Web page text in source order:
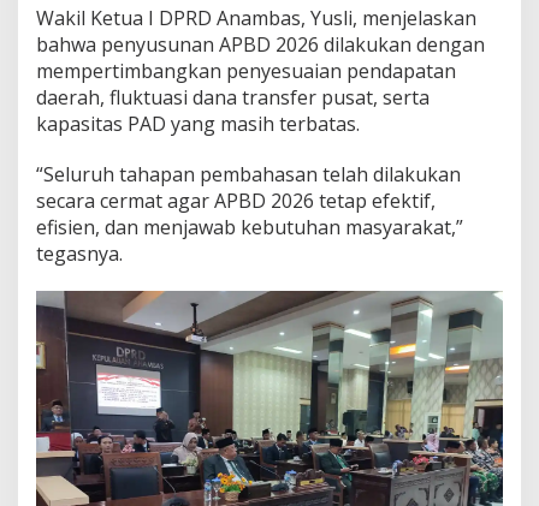
a
a
P
r
o
g
a
m
P
o
r
i
t
Wakil Ketua I DPRD Anambas, Yusli, menjelaskan
bahwa penyusunan APBD 2026 dilakukan dengan
mempertimbangkan penyesuaian pendapatan
daerah, fluktuasi dana transfer pusat, serta
kapasitas PAD yang masih terbatas.
“Seluruh tahapan pembahasan telah dilakukan
secara cermat agar APBD 2026 tetap efektif,
efisien, dan menjawab kebutuhan masyarakat,”
tegasnya.